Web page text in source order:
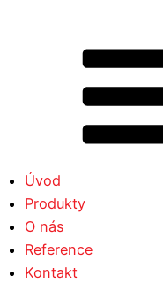
Úvod
Produkty
O nás
Reference
Kontakt